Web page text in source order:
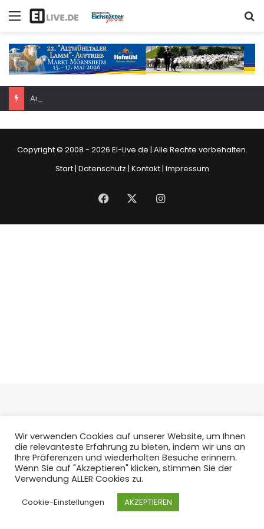
Menü
Copyright © 2008 - 2026 EI-Live.de | Alle Rechte vorbehalten.
Start| Datenschutz | Kontakt| Impressum
Facebook Instagram
Wir verwenden Cookies auf unserer Website, um Ihnen
die relevanteste Erfahrung zu bieten, indem wir uns an
Ihre Präferenzen und wiederholten Besuche erinnern.
Wenn Sie auf "Akzeptieren" klicken, stimmen Sie der
Verwendung ALLER Cookies zu.
Cookie-Einstellungen AKZEPTIEREN